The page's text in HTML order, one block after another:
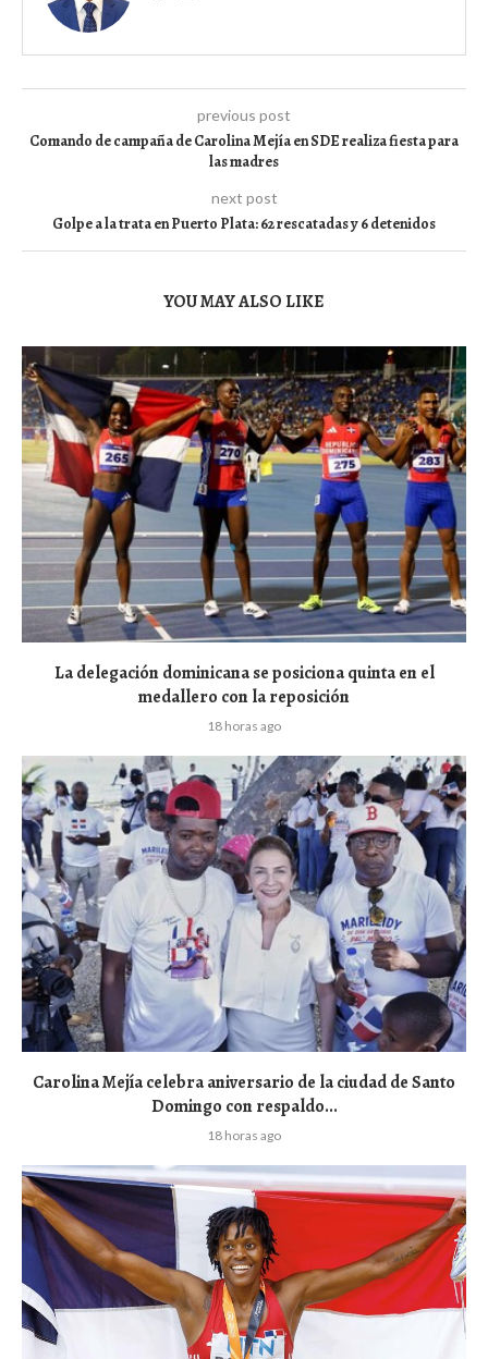
previous post
Comando de campaña de Carolina Mejía en SDE realiza fiesta para
las madres
next post
Golpe a la trata en Puerto Plata: 62 rescatadas y 6 detenidos
YOU MAY ALSO LIKE
La delegación dominicana se posiciona quinta en el
medallero con la reposición
18 horas ago
Carolina Mejía celebra aniversario de la ciudad de Santo
Domingo con respaldo...
18 horas ago